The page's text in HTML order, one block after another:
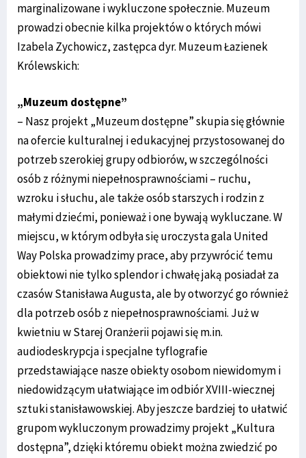
marginalizowane i wykluczone społecznie. Muzeum
prowadzi obecnie kilka projektów o których mówi
Izabela Zychowicz, zastępca dyr. Muzeum Łazienek
Królewskich:
„Muzeum dostępne”
– Nasz projekt „Muzeum dostępne” skupia się głównie
na ofercie kulturalnej i edukacyjnej przystosowanej do
potrzeb szerokiej grupy odbiorów, w szczególności
osób z różnymi niepełnosprawnościami – ruchu,
wzroku i słuchu, ale także osób starszych i rodzin z
małymi dziećmi, ponieważ i one bywają wykluczane. W
miejscu, w którym odbyła się uroczysta gala United
Way Polska prowadzimy prace, aby przywrócić temu
obiektowi nie tylko splendor i chwałę jaką posiadał za
czasów Stanisława Augusta, ale by otworzyć go również
dla potrzeb osób z niepełnosprawnościami. Już w
kwietniu w Starej Oranżerii pojawi się m.in.
audiodeskrypcja i specjalne tyflografie
przedstawiające nasze obiekty osobom niewidomym i
niedowidzącym ułatwiające im odbiór XVIII-wiecznej
sztuki stanisławowskiej. Aby jeszcze bardziej to ułatwić
grupom wykluczonym prowadzimy projekt „Kultura
dostępna”, dzięki któremu obiekt można zwiedzić po